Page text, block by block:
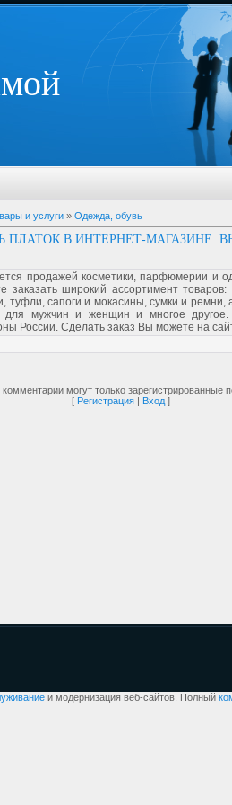
и услуги » Одежда, обувь
ПЛАТОК В ИНТЕРНЕТ-МАГАЗИНЕ.
продажей косметики, парфюмерии и
широкий ассортимент
туфли, сапоги и мокасины, сумки и ремни,
мужчин и женщин и многое другое.
России. Сделать заказ Вы можете на
могут только зарегистрированные
[ Регистрация | Вход ]
и модернизация веб-сайтов. Полный